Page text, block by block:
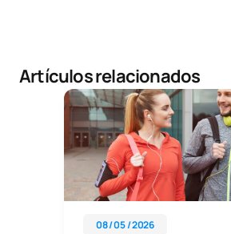
Artículos relacionados
08 / 05 / 2026